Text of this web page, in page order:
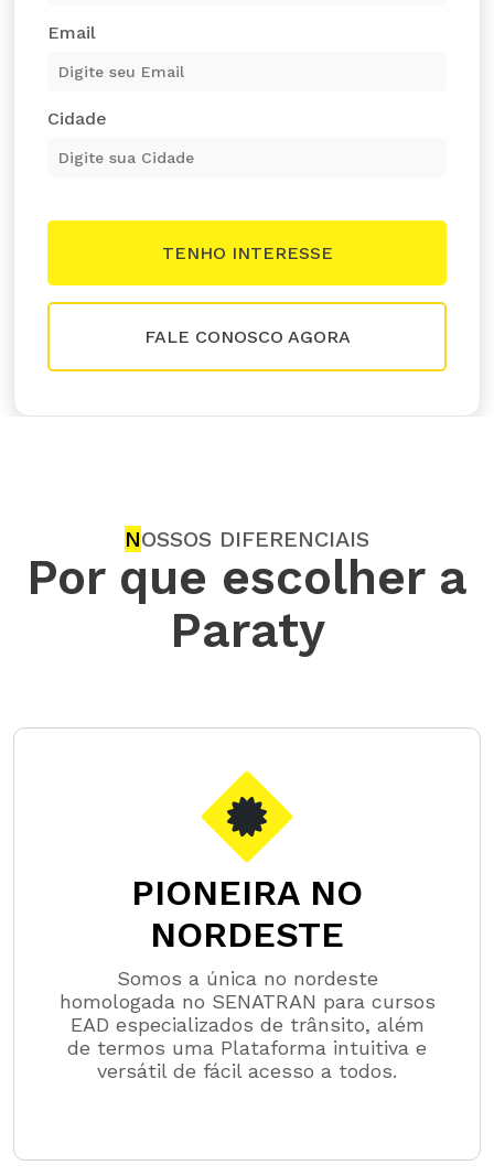
Email
Cidade
FALE CONOSCO AGORA
NOSSOS DIFERENCIAIS
Por que escolher a
Paraty
PIONEIRA NO
NORDESTE
Somos a única no nordeste
homologada no SENATRAN para cursos
EAD especializados de trânsito, além
de termos uma Plataforma intuitiva e
versátil de fácil acesso a todos.